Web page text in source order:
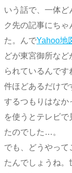
いう話で、一体ど
ク先の記事にち
た。んでYahoo地
どが東宮御所な
られているんで
件ほどあるだけで
するつもりはなか
を使うとテレビ
たのでした…。
でも、どうやって
たんでしょうね。